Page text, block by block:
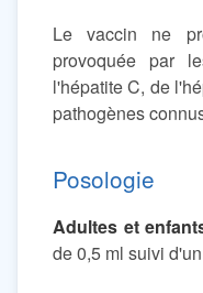
Le vaccin ne
provoquée par
l'hépatite C, de
pathogènes
Posologie
Adultes et
de 0,5 ml suivi